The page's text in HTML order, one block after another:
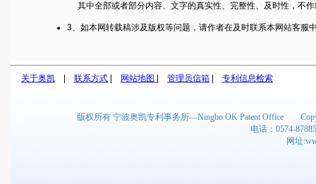
其中全部或者部分内容、文字的真实性、完整性、及时性，不
3、如本网转载稿涉及版权等问题，请作者在及时联系本网站客服
关于奥凯 联系方式 网站地图 管理员信箱 专利信息检索
版权所有 宁波奥凯专利事务所—Ningbo OK Patent Office
电话：0574-
网址